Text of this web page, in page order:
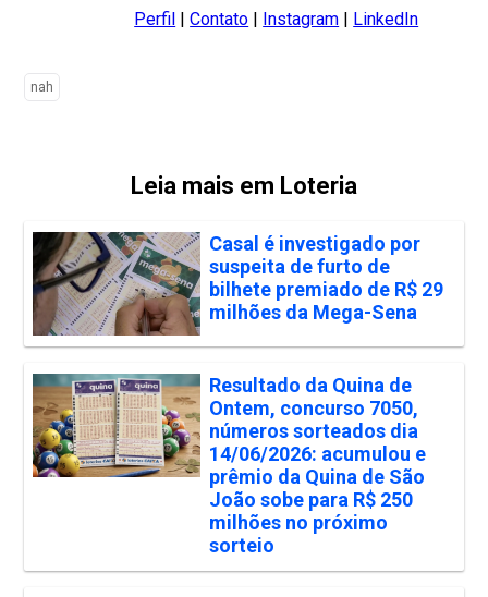
Perfil |Contato | Instagram | LinkedIn
nah
Leia mais em Loteria
Casal é investigado por
suspeita de furto de
bilhete premiado de R$ 29
milhões da Mega-Sena
Resultado da Quina de
Ontem, concurso 7050,
números sorteados dia
14/06/2026: acumulou e
prêmio da Quina de São
João sobe para R$ 250
milhões no próximo
sorteio